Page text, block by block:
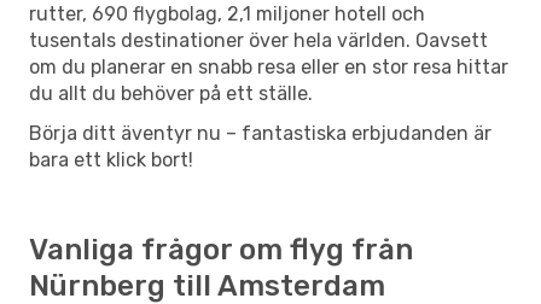
rutter, 690 flygbolag, 2,1 miljoner hotell och
tusentals destinationer över hela världen. Oavsett
om du planerar en snabb resa eller en stor resa hittar
du allt du behöver på ett ställe.
Börja ditt äventyr nu – fantastiska erbjudanden är
bara ett klick bort!
Vanliga frågor om flyg från
Nürnberg till Amsterdam